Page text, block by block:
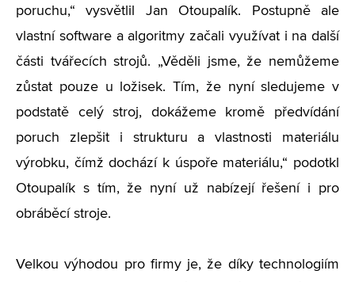
poruchu,“ vysvětlil Jan Otoupalík. Postupně ale
vlastní software a algoritmy začali využívat i na další
části tvářecích strojů. „Věděli jsme, že nemůžeme
zůstat pouze u ložisek. Tím, že nyní sledujeme v
podstatě celý stroj, dokážeme kromě předvídání
poruch zlepšit i strukturu a vlastnosti materiálu
výrobku, čímž dochází k úspoře materiálu,“ podotkl
Otoupalík s tím, že nyní už nabízejí řešení i pro
obráběcí stroje.
Velkou výhodou pro firmy je, že díky technologiím